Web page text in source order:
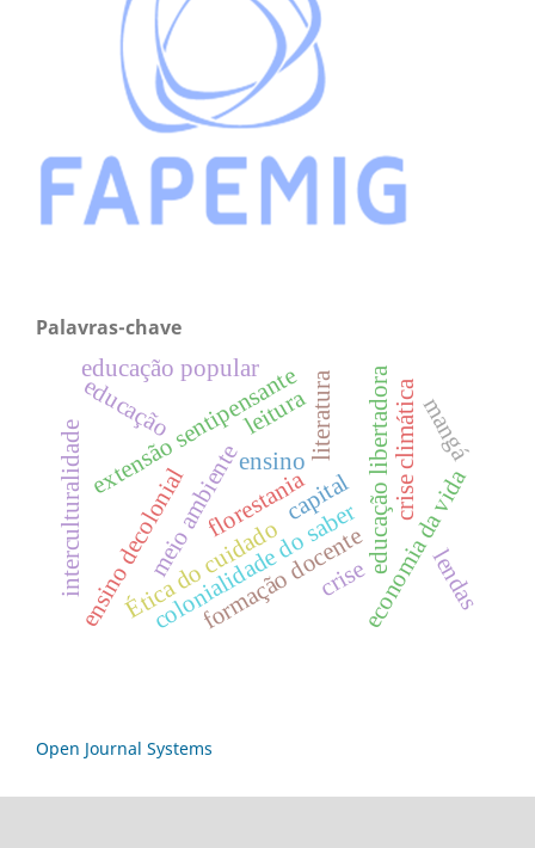
Palavras-chave
extensão sentipensante
colonialidade do sabereducação libertadora
florestania
Ética do cuidado
interculturalidade formação docenteeconomia da vida
educação popular
crise climática
crise
capital
meio ambiente
ensino decolonial
ensino
literatura
educação mangá
leitura
lendas
Open Journal Systems